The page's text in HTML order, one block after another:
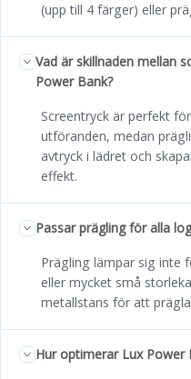
(upp till 4 färger) eller
Vad är skillnaden mellan
Power Bank?
Screentryck är perfekt
utföranden, medan
avtryck i lädret och
effekt.
Passar prägling för alla
Prägling lämpar sig inte
eller mycket små
metallstans för att
Hur optimerar Lux Power